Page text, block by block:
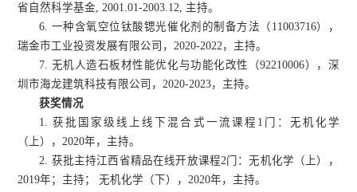
省自然科学基金, 2001.01-2003.12, 主持。
6. 一种含氧空位钛酸锶光催化剂的制备方法（11003716），
瑞金市工业投资发展有限公司，2020-2022，主持。
7. 无机人造石板材性能优化与功能化改性（92210006），深
圳市海龙建筑科技有限公司，2020-2023，主持。
获奖情况
1. 获批国家级线上线下混合式一流课程1门： 无机化学
（上），2020年，主持。
2. 获批主持江西省精品在线开放课程2门：无机化学（上），
2019年；主持； 无机化学（下），2020年，主持。